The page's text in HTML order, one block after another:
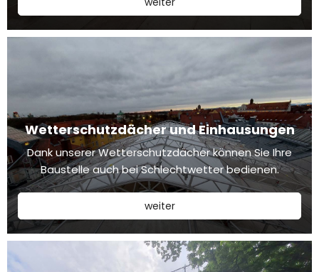
Wetterschutzdächer und Einhausungen
Dank unserer Wetterschutzdächer können Sie Ihre
Baustelle auch bei Schlechtwetter bedienen.
weiter